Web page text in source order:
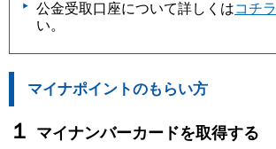
公金受取口座について詳しくはコチラ
い。
マイナポイントのもらい方
１ マイナンバーカードを取得する